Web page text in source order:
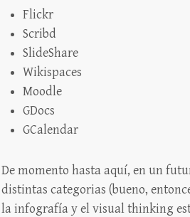
Flickr
Scribd
SlideShare
Wikispaces
Moodle
GDocs
GCalendar
De momento hasta aquí, en un
distintas categorias (bueno,
la infografía y el visual thinking